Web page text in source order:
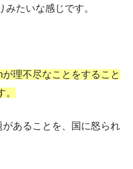
たいな感じです。
理不尽なことをすること
あることを、国に怒られ